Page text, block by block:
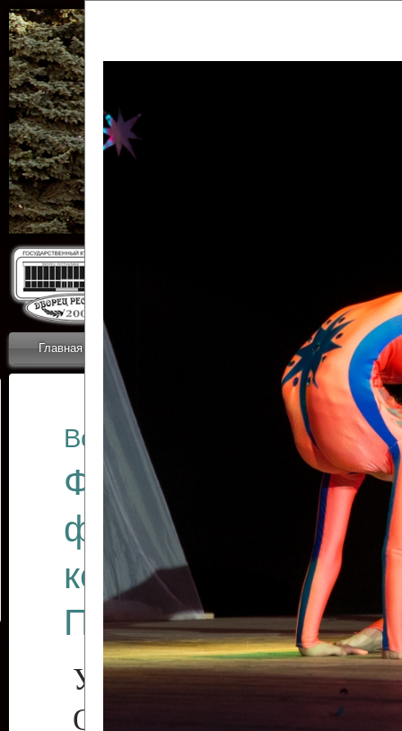
Главная Новости
ОТЧЕТЫ ГКЦ
Все отчеты
Финал
фестиваля
коллективов
Приднестровского
Участники фестиваля:
Образцовый